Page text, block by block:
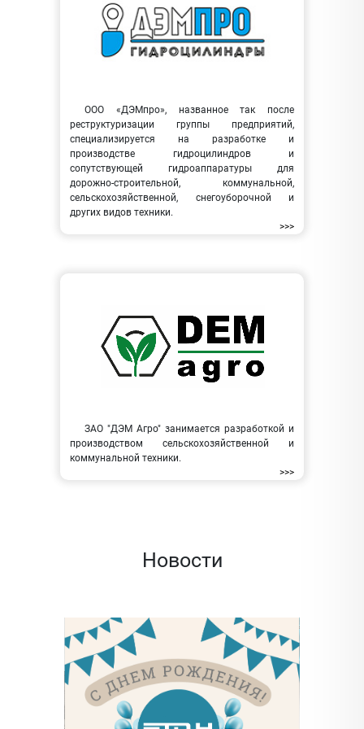
ООО «ДЭМпро», названное так после
реструктуризации группы предприятий,
специализируется на разработке и
производстве гидроцилиндров и
сопутствующей гидроаппаратуры для
дорожно-строительной, коммунальной,
сельскохозяйственной, снегоуборочной и
других видов техники.
>>>
ЗАО "ДЭМ Агро" занимается разработкой и
производством сельскохозяйственной и
коммунальной техники.
>>>
Новости